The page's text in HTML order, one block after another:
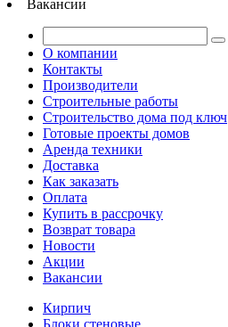
Вакансии
О компании
Контакты
Производители
Строительные работы
Строительство дома под ключ
Готовые проекты домов
Аренда техники
Доставка
Как заказать
Оплата
Купить в рассрочку
Возврат товара
Новости
Акции
Вакансии
Кирпич
Блоки стеновые